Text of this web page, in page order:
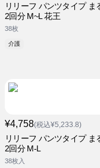
リリーフ パンツタイプ ま
2回分 M~L 花王
38枚
介護
¥4,758(税込¥5,233.8)
リリーフ パンツタイプ ま
2回分 M-L
38枚入